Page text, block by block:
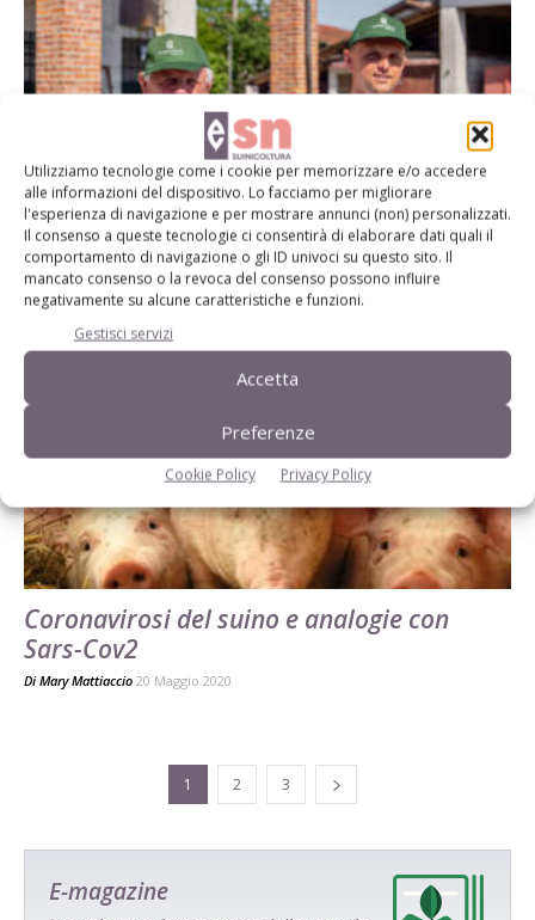
Utilizziamo tecnologie come i cookie per memorizzare e/o accedere
alle informazioni del dispositivo. Lo facciamo per migliorare
l'esperienza di navigazione e per mostrare annunci (non) personalizzati.
Il consenso a queste tecnologie ci consentirà di elaborare dati quali il
comportamento di navigazione o gli ID univoci su questo sito. Il
mancato consenso o la revoca del consenso possono influire
negativamente su alcune caratteristiche e funzioni.
Gestisci servizi
Accetta
Preferenze
Cookie Policy Privacy Policy
Azienda Bianchera (Mn): Dalle vacche da
latte ai suini, una scelta...
Di Nicola Artoni 25 Giugno 2020
Coronavirosi del suino e analogie con
Sars-Cov2
Di Mary Mattiaccio 20 Maggio 2020
1 2 3
E-magazine